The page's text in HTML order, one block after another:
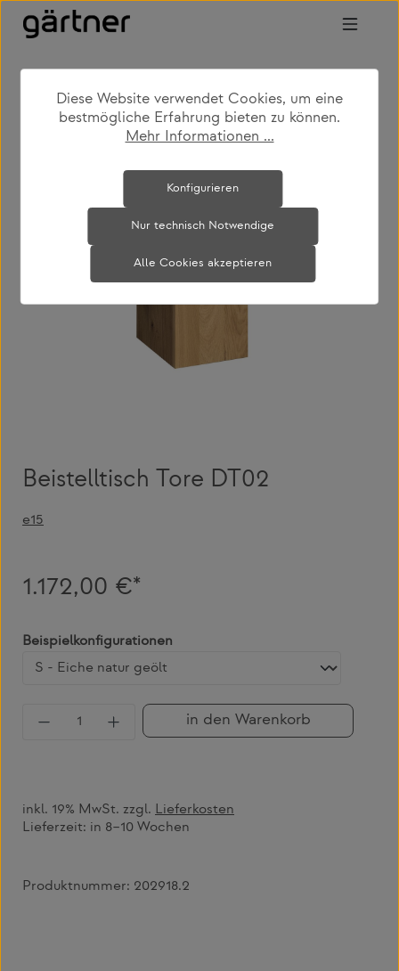
Zum Hauptinhalt springen
shop produkte
wohnen
couch- & beistelltische
Bildergalerie überspringen
Beistelltisch Tore DT02
e15
1.172,00 €*
Beispielkonfigurationen
Produkt Anzahl: Gib den gewünschten
in den Warenkorb
inkl. 19% MwSt. zzgl. Lieferkosten
Lieferzeit: in 8–10 Wochen
Produktnummer: 202918.2
Diese Website verwendet Cookies, um eine
bestmögliche Erfahrung bieten zu können.
Mehr Informationen ...
Nur technisch Notwendige
Konfigurieren
Alle Cookies akzeptieren